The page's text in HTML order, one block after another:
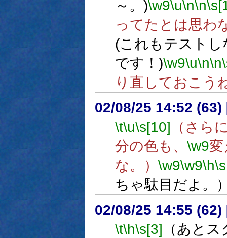
～。)\w9\u\n\n
ってたとは思わ
(これもテスト
です！)\w9\u\n\n
り直しておこう
02/08/25 14:52 (63)
\t\u\s[10] （さら
分の色も、 \w9
な。） \w9\w9\h
ちゃ駄目だよ。
02/08/25 14:55 (62)
\t\h\s[3]
（あと